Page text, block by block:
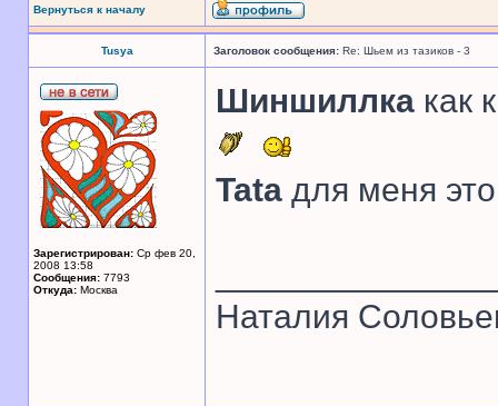
Вернуться к началу
Tusya Заголовок сообщения: Re: Шьем из тазиков - 3
Зарегистрирован: Ср фев 20,
2008 13:58
Сообщения: 7793
Откуда: Москва
Шиншиллка как
Tata для меня
Наталия